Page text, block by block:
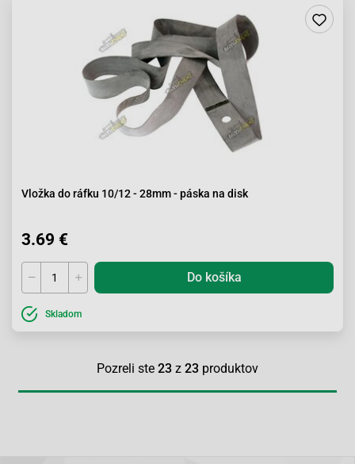
Vložka do ráfku 10/12 - 28mm - páska na disk
3.69 €
Do košíka
Skladom
Pozreli ste 23 z 23 produktov